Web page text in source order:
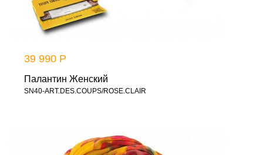
39 990 Р
Палантин Женский
SN40-ART.DES.COUPS/ROSE.CLAIR